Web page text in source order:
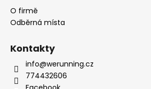
O firmě
Odběrná místa
Kontakty
info@werunning.cz
774432606